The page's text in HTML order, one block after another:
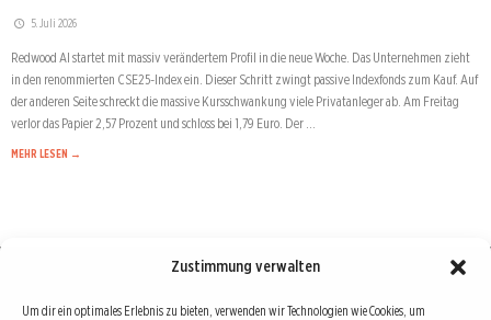
Zustimmung verwalten
Um dir ein optimales Erlebnis zu bieten, verwenden wir Technologien wie Cookies, um
5. Juli 2026
Redwood AI startet mit massiv verändertem Profil in die neue Woche. Das Unternehmen zieht
in den renommierten CSE25-Index ein. Dieser Schritt zwingt passive Indexfonds zum Kauf. Auf
der anderen Seite schreckt die massive Kursschwankung viele Privatanleger ab. Am Freitag
verlor das Papier 2,57 Prozent und schloss bei 1,79 Euro. Der …
MEHR LESEN →
Börse : lokal, international, global